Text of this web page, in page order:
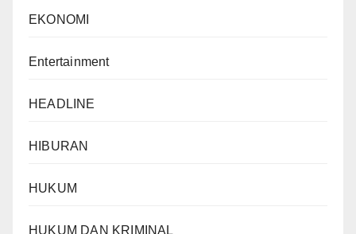
EKONOMI
Entertainment
HEADLINE
HIBURAN
HUKUM
HUKUM DAN KRIMINAL